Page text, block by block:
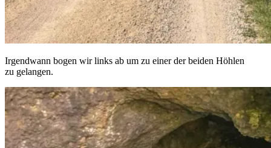
Irgendwann bogen wir links ab um zu einer der beiden Höhlen
zu gelangen.